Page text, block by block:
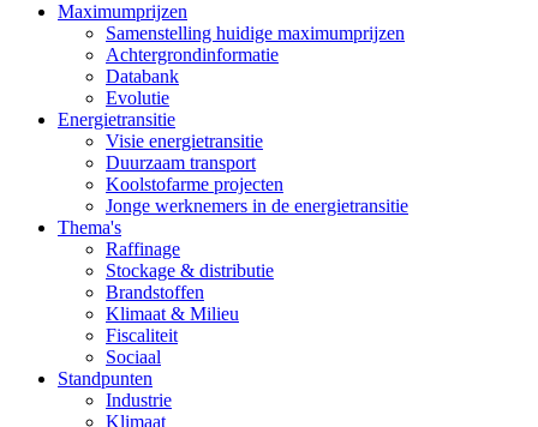
Maximumprijzen
Samenstelling huidige maximumprijzen
Achtergrondinformatie
Databank
Evolutie
Energietransitie
Visie energietransitie
Duurzaam transport
Koolstofarme projecten
Jonge werknemers in de energietransitie
Thema's
Raffinage
Stockage & distributie
Brandstoffen
Klimaat & Milieu
Fiscaliteit
Sociaal
Standpunten
Industrie
Klimaat